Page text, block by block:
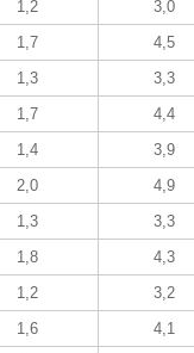
1,2 3,0
1,7 4,5
1,3 3,3
1,7 4,4
1,4 3,9
2,0 4,9
1,3 3,3
1,8 4,3
1,2 3,2
1,6 4,1